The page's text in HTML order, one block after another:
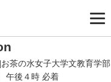
茶の水女子大学文教育学部
午後４時 必着